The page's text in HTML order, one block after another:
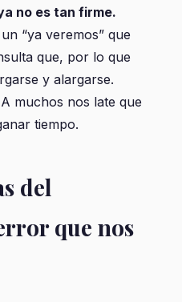
no es tan firme.
“ya veremos” que
que, por lo que
y alargarse.
muchos nos late que
tiempo.
del
que nos